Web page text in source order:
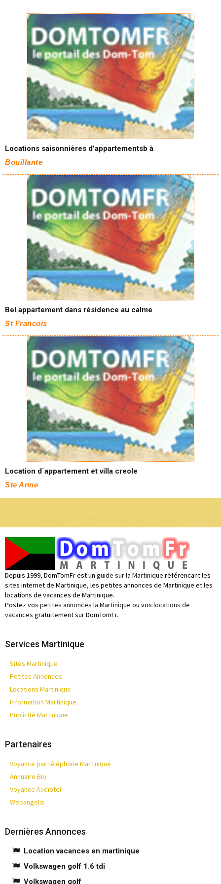
Locations saisonnières d'appartementsb à
Bouillante
Bel appartement dans résidence au calme
St Francois
Location d`appartement et villa creole
Ste Anne
Depuis 1999, DomTomFr est un guide sur la Martinique référencant les
sites internet de Martinique, les petites annonces de Martinique et les
locations de vacances de Martinique.
Postez vos petites annonces la Martinique ou vos locations de
vacances gratuitement sur DomTomFr.
Services Martinique
Sites Martinique
Petites Annonces
Locations Martinique
Information Martinique
Publicité Martinique
Partenaires
Voyance par téléphone Martinique
Annuaire Bio
Voyance Audiotel
Webangelis
Dernières Annonces
Location vacances en martinique
Volkswagen golf 1.6 tdi
Volkswagen golf